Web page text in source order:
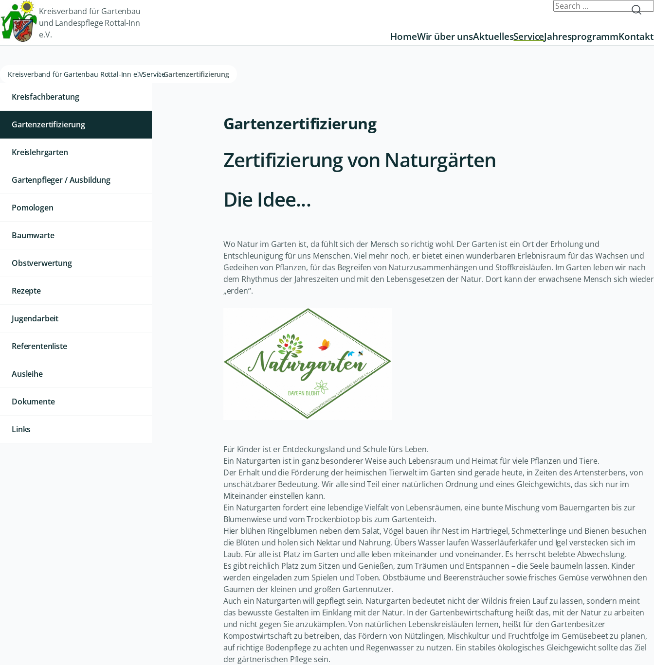
Kreisverband für Gartenbau
und Landespflege Rottal-Inn
e.V.
HomeWir über unsAktuellesServiceJahresprogrammKontakt
Kreisverband für Gartenbau Rottal-Inn e.V.ServiceGartenzertifizierung
Gartenzertifizierung
Zertifizierung von Naturgärten
Die Idee...
Wo Natur im Garten ist, da fühlt sich der Mensch so richtig wohl. Der Garten ist ein Ort der Erholung und
Entschleunigung für uns Menschen. Viel mehr noch, er bietet einen wunderbaren Erlebnisraum für das Wachsen und
Gedeihen von Pflanzen, für das Begreifen von Naturzusammenhängen und Stoffkreisläufen. Im Garten leben wir nach
dem Rhythmus der Jahreszeiten und mit den Lebensgesetzen der Natur. Dort kann der erwachsene Mensch sich wieder
„erden“.
Für Kinder ist er Entdeckungsland und Schule fürs Leben.
Ein Naturgarten ist in ganz besonderer Weise auch Lebensraum und Heimat für viele Pflanzen und Tiere.
Der Erhalt und die Förderung der heimischen Tierwelt im Garten sind gerade heute, in Zeiten des Artensterbens, von
unschätzbarer Bedeutung. Wir alle sind Teil einer natürlichen Ordnung und eines Gleichgewichts, das sich nur im
Miteinander einstellen kann.
Ein Naturgarten fordert eine lebendige Vielfalt von Lebensräumen, eine bunte Mischung vom Bauerngarten bis zur
Blumenwiese und vom Trockenbiotop bis zum Gartenteich.
Hier blühen Ringelblumen neben dem Salat, Vögel bauen ihr Nest im Hartriegel, Schmetterlinge und Bienen besuchen
die Blüten und holen sich Nektar und Nahrung. Übers Wasser laufen Wasserläuferkäfer und Igel verstecken sich im
Laub. Für alle ist Platz im Garten und alle leben miteinander und voneinander. Es herrscht belebte Abwechslung.
Es gibt reichlich Platz zum Sitzen und Genießen, zum Träumen und Entspannen – die Seele baumeln lassen. Kinder
werden eingeladen zum Spielen und Toben. Obstbäume und Beerensträucher sowie frisches Gemüse verwöhnen den
Gaumen der kleinen und großen Gartennutzer.
Auch ein Naturgarten will gepflegt sein. Naturgarten bedeutet nicht der Wildnis freien Lauf zu lassen, sondern meint
das bewusste Gestalten im Einklang mit der Natur. In der Gartenbewirtschaftung heißt das, mit der Natur zu arbeiten
und nicht gegen Sie anzukämpfen. Von natürlichen Lebenskreisläufen lernen, heißt für den Gartenbesitzer
Kompostwirtschaft zu betreiben, das Fördern von Nützlingen, Mischkultur und Fruchtfolge im Gemüsebeet zu planen,
auf richtige Bodenpflege zu achten und Regenwasser zu nutzen. Ein stabiles ökologisches Gleichgewicht sollte das Ziel
der gärtnerischen Pflege sein.
Kreisfachberatung
Gartenzertifizierung
Kreislehrgarten
Gartenpfleger / Ausbildung
Pomologen
Baumwarte
Obstverwertung
Rezepte
Jugendarbeit
Referentenliste
Ausleihe
Dokumente
Links